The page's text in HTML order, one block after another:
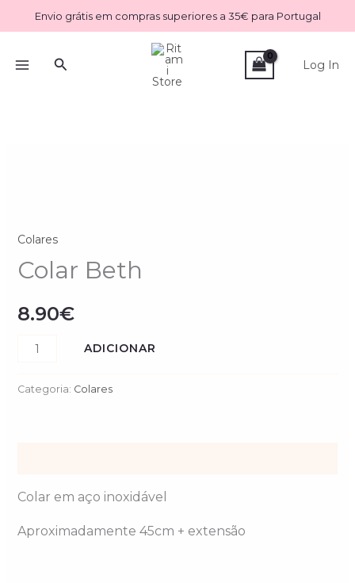
to
Envio grátis em compras superiores a 35€ para Portugal
Search Log In
Colares
Colar Beth
8.90€
ADICIONAR
Categoria: Colares
Colar em aço inoxidável
Aproximadamente 45cm + extensão